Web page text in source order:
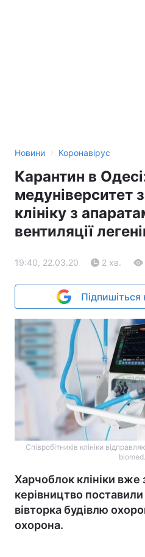
Новини › Коронавірус
Карантин в
медуніверситет
клініку з
вентиляції
19:40, 22.03.20 2 хв.
Підпишіться
Співробітників клініки
Харчоблок клініки вже
керівництво
вівторка будівлю
охорона.